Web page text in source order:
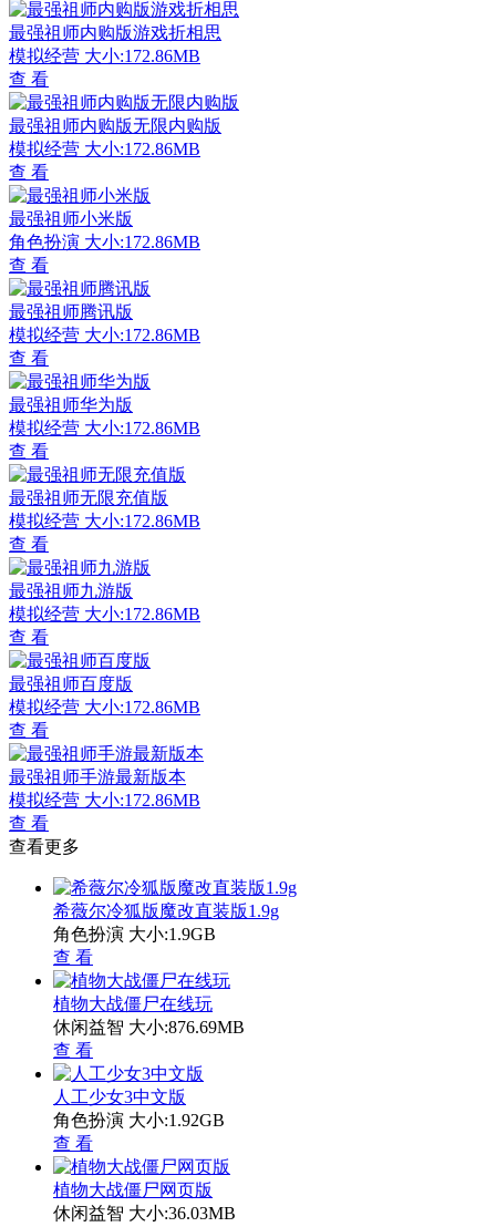
最强祖师内购版游戏折相思
模拟经营 大小:172.86MB
查 看
最强祖师内购版无限内购版
模拟经营 大小:172.86MB
查 看
最强祖师小米版
角色扮演 大小:172.86MB
查 看
最强祖师腾讯版
模拟经营 大小:172.86MB
查 看
最强祖师华为版
模拟经营 大小:172.86MB
查 看
最强祖师无限充值版
模拟经营 大小:172.86MB
查 看
最强祖师九游版
模拟经营 大小:172.86MB
查 看
最强祖师百度版
模拟经营 大小:172.86MB
查 看
最强祖师手游最新版本
模拟经营 大小:172.86MB
查 看
查看更多
希薇尔冷狐版魔改直装版1.9g
角色扮演 大小:1.9GB
查 看
植物大战僵尸在线玩
休闲益智 大小:876.69MB
查 看
人工少女3中文版
角色扮演 大小:1.92GB
查 看
植物大战僵尸网页版
休闲益智 大小:36.03MB